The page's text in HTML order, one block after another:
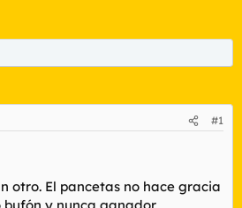
#1
otro. El pancetas no hace gracia